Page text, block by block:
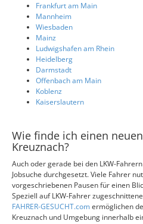
Frankfurt am Main
Mannheim
Wiesbaden
Mainz
Ludwigshafen am Rhein
Heidelberg
Darmstadt
Offenbach am Main
Koblenz
Kaiserslautern
Wie finde ich einen
Kreuznach?
Auch oder gerade bei den LKW-
Jobsuche durchgesetzt. Viele Fahrer
vorgeschriebenen Pausen für einen
Speziell auf LKW-Fahrer
FAHRER-GESUCHT.comermöglichen
Kreuznach und Umgebung innerhalb